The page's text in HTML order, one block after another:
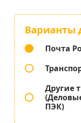
Варианты
Почта
Другие
ПЭК)